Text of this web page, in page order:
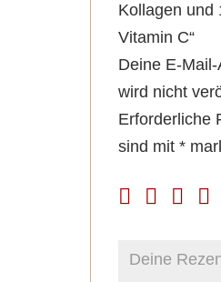
Kollagen und
Vitamin C“
Deine E-
wird nicht
Erforderliche
sind mit *